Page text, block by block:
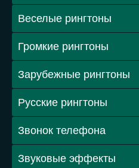
Веселые рингтоны
Громкие рингтоны
Зарубежные рингтоны
Русские рингтоны
Звонок телефона
Звуковые эффекты